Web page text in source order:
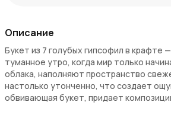
Описание
Букет из 7 голубых гипсофил в
туманное утро, когда мир только
облака, наполняют пространство
настолько утонченно, что создает
обвивающая букет, придает